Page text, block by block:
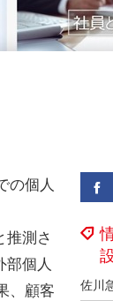
の個人
測さ
個人
、顧客